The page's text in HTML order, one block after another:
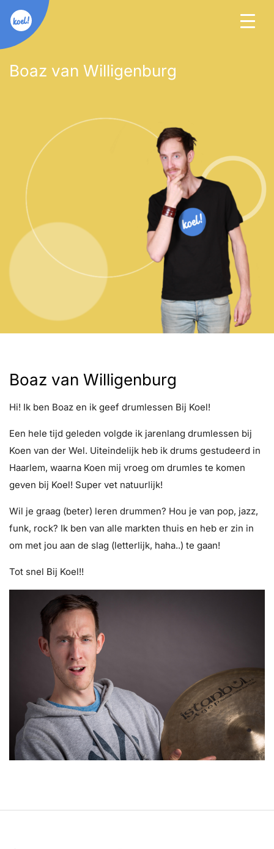
Boaz van Willigenburg
Boaz van Willigenburg
Hi! Ik ben Boaz en ik geef drumlessen Bij Koel!
Een hele tijd geleden volgde ik jarenlang drumlessen bij
Koen van der Wel. Uiteindelijk heb ik drums gestudeerd in
Haarlem, waarna Koen mij vroeg om drumles te komen
geven bij Koel! Super vet natuurlijk!
Wil je graag (beter) leren drummen? Hou je van pop, jazz,
funk, rock? Ik ben van alle markten thuis en heb er zin in
om met jou aan de slag (letterlijk, haha..) te gaan!
Tot snel Bij Koel!!